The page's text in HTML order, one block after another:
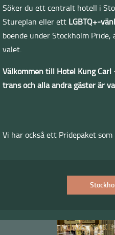
Söker du ett centralt hotell i
Stureplan eller ett LGBTQ+-
boende under Stockholm
valet.
Välkommen till Hotel Kung
trans och alla andra gäster är
Vi har också ett Pridepaket som